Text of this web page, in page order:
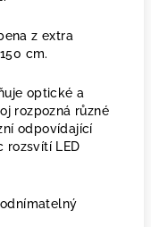
z extra
cm.
optické a
rozpozná různé
odpovídající
rozsvítí LED